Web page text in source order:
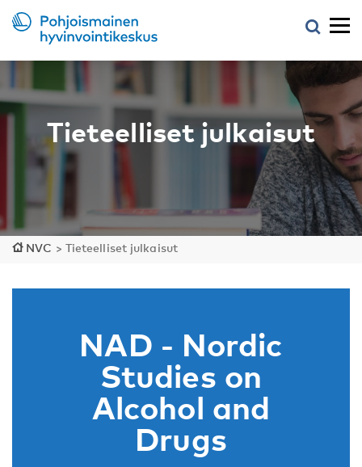
Tieteelliset julkaisut
NVC > Tieteelliset julkaisut
NAD - Nordic
Studies on
Alcohol and
Drugs